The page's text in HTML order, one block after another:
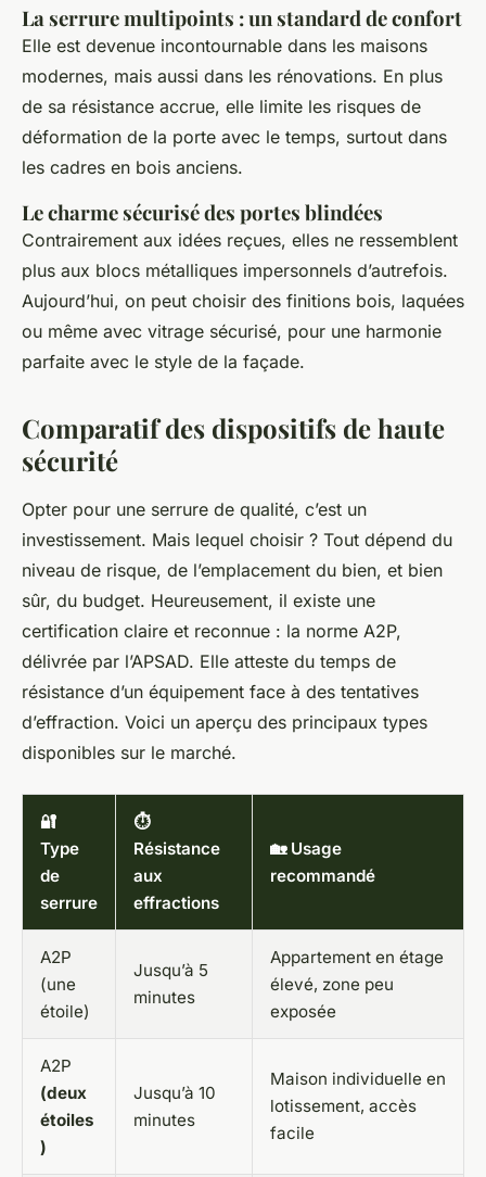
La serrure multipoints : un standard de confort
Elle est devenue incontournable dans les maisons
modernes, mais aussi dans les rénovations. En plus
de sa résistance accrue, elle limite les risques de
déformation de la porte avec le temps, surtout dans
les cadres en bois anciens.
Le charme sécurisé des portes blindées
Contrairement aux idées reçues, elles ne ressemblent
plus aux blocs métalliques impersonnels d’autrefois.
Aujourd’hui, on peut choisir des finitions bois, laquées
ou même avec vitrage sécurisé, pour une harmonie
parfaite avec le style de la façade.
Comparatif des dispositifs de haute
sécurité
Opter pour une serrure de qualité, c’est un
investissement. Mais lequel choisir ? Tout dépend du
niveau de risque, de l’emplacement du bien, et bien
sûr, du budget. Heureusement, il existe une
certification claire et reconnue : la norme A2P,
délivrée par l’APSAD. Elle atteste du temps de
résistance d’un équipement face à des tentatives
d’effraction. Voici un aperçu des principaux types
disponibles sur le marché.
🔐
Type
de
serrure
⏱️
Résistance
aux
effractions
🏡 Usage
recommandé
A2P
(une
étoile)
Jusqu’à 5
minutes
Appartement en étage
élevé, zone peu
exposée
A2P
(deux
étoiles
)
Jusqu’à 10
minutes
Maison individuelle en
lotissement, accès
facile